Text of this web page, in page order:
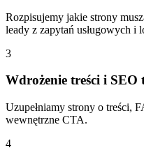
Rozpisujemy jakie strony
leady z zapytań usługowych i
3
Wdrożenie treści i SEO
Uzupełniamy strony o treści,
wewnętrzne CTA.
4